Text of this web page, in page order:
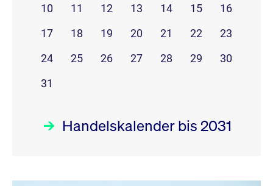
10 11 12 13 14 15
16
17
18 19 20 21 22
23
24
25 26 27 28 29
30
31
Handelskalender bis 2031